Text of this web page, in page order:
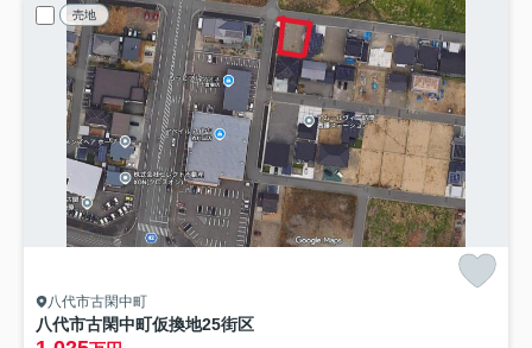
売地
八代市古閑中町
八代市古閑中町仮換地25街区